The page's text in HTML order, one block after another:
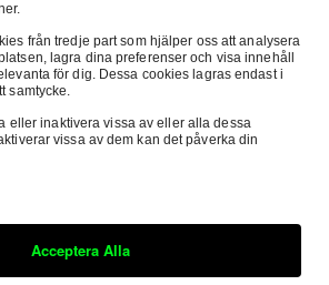
Featherlight kablar använder (PTFE)
för minskad friktion och bättre
stor fördel av Teflon innebär att
att smörja kabeln. Den inre vajern är
rostar inte. En Venhill Featherlight
SSL-krypterad
Fri
från tredje part som hjälper oss att analysera
lagra dina preferenser och visa innehåll
för dig. Dessa cookies lagras endast i
samtycke.
eller inaktivera vissa av eller alla dessa
vissa av dem kan det påverka din
Acceptera Alla